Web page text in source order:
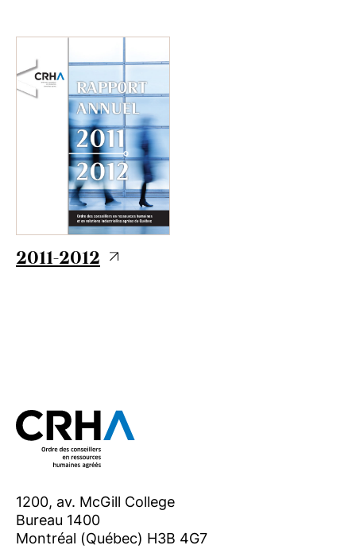
2011-2012
1200, av. McGill College
Bureau 1400
Montréal (Québec) H3B 4G7